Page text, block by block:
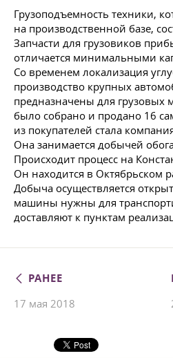
Грузоподъемность техники,
на производственной базе,
Запчасти для грузовиков
отличается минимальными
Со временем локализация
производство крупных
предназначены для грузовых
было собрано и продано 16
из покупателей стала
Она занимается добычей
Происходит процесс на
Он находится в Октябрьском
Добыча осуществляется
машины нужны для
доставляют к пунктам
РАНЕЕ
17 мая 2018